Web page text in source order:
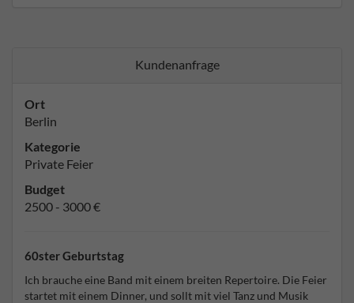
Kundenanfrage
Ort
Berlin
Kategorie
Private Feier
Budget
2500 - 3000 €
60ster Geburtstag
Ich brauche eine Band mit einem breiten Repertoire. Die Feier
startet mit einem Dinner, und sollt mit viel Tanz und Musik